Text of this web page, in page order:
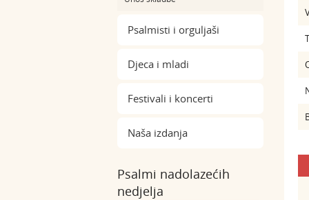
Psalmisti i orguljaši
Djeca i mladi
Festivali i koncerti
Naša izdanja
Psalmi nadolazećih
nedjelja